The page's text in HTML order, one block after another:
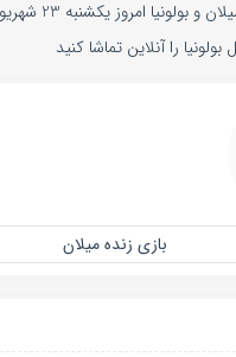
را آنلاین تماشا کنید
بازی زنده میلان